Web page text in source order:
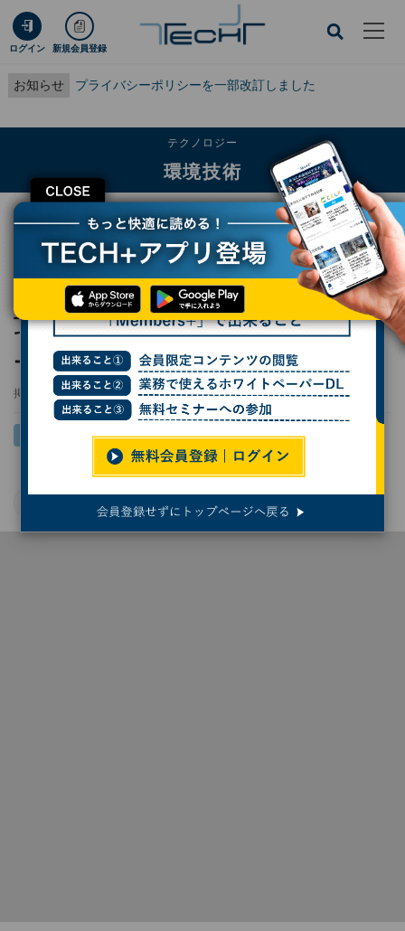
ログイン 新規会員登録
お知らせ プライバシーポリシーを一部改訂しました
CLOSE
テクノロジー
環境技術
TECH+ テクノロジー
環境技術
王子HDがソフトバンクなどと連携、東京23区で使用済み紙コップリサイクルプ
王子HDがソフトバンクなどと連携、東京23区
で使用済み紙コップリサイクルプラットフォ
ームを構築
掲載日 2025/08/13 06:45
ソフトバンク